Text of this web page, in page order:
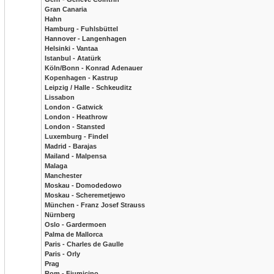
Gran Canaria
Hahn
Hamburg - Fuhlsbüttel
Hannover - Langenhagen
Helsinki - Vantaa
Istanbul - Atatürk
Köln/Bonn - Konrad Adenauer
Kopenhagen - Kastrup
Leipzig / Halle - Schkeuditz
Lissabon
London - Gatwick
London - Heathrow
London - Stansted
Luxemburg - Findel
Madrid - Barajas
Mailand - Malpensa
Malaga
Manchester
Moskau - Domodedowo
Moskau - Scheremetjewo
München - Franz Josef Strauss
Nürnberg
Oslo - Gardermoen
Palma de Mallorca
Paris - Charles de Gaulle
Paris - Orly
Prag